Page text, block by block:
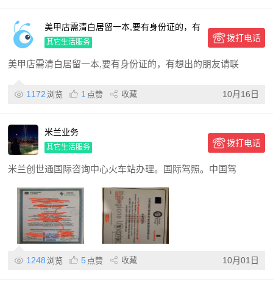
美甲店需清白居留一本,要有身份证的，有
想出的朋友请联系393349580668 微信号
同步
其它生活服务 拨打电话
美甲店需清白居留一本,要有身份证的，有想出的朋友请联
1172 浏览 1 点赞 收藏 10月16日
米兰业务
其它生活服务 拨打电话
米兰创世通国际咨询中心火车站办理。国际驾照。中国驾
1248 浏览 5 点赞 收藏 10月01日